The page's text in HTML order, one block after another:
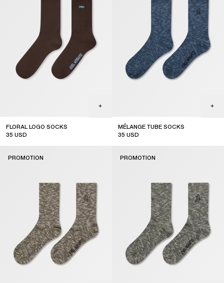
FLORAL LOGO SOCKS
35 USD
MÉLANGE TUBE SOCKS
35 USD
PROMOTION PROMOTION